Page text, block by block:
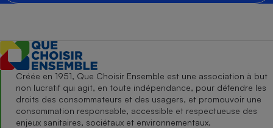
Créée en 1951, Que Choisir Ensemble est une association à but
non lucratif qui agit, en toute indépendance, pour défendre les
droits des consommateurs et des usagers, et promouvoir une
consommation responsable, accessible et respectueuse des
enjeux sanitaires, sociétaux et environnementaux.